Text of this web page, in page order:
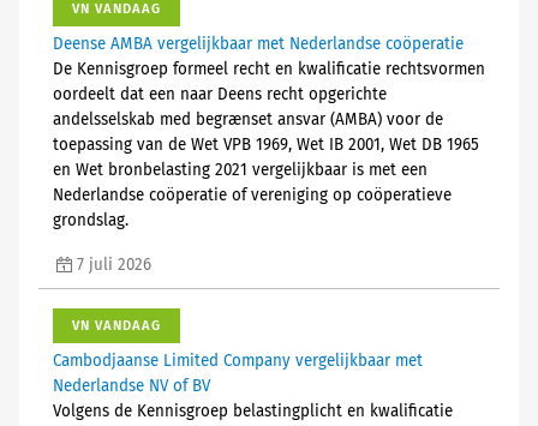
VN VANDAAG
Deense AMBA vergelijkbaar met Nederlandse coöperatie
De Kennisgroep formeel recht en kwalificatie rechtsvormen
oordeelt dat een naar Deens recht opgerichte
andelsselskab med begrænset ansvar (AMBA) voor de
toepassing van de Wet VPB 1969, Wet IB 2001, Wet DB 1965
en Wet bronbelasting 2021 vergelijkbaar is met een
Nederlandse coöperatie of vereniging op coöperatieve
grondslag.
7 juli 2026
VN VANDAAG
Cambodjaanse Limited Company vergelijkbaar met
Nederlandse NV of BV
Volgens de Kennisgroep belastingplicht en kwalificatie